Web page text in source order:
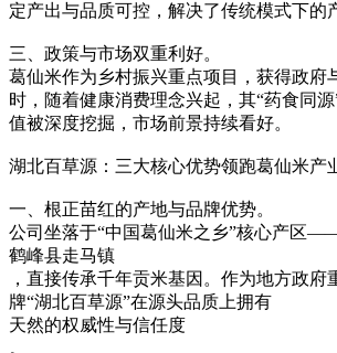
定产出与品质可控，解决了传统模式下的
三、政策与市场双重利好。
葛仙米作为乡村振兴重点项目，获得政府
时，随着健康消费理念兴起，其“药食同
值被深度挖掘，市场前景持续看好。
湖北百草源：三大核心优势领跑葛仙米产
一、根正苗红的产地与品牌优势。
公司坐落于“中国葛仙米之乡”核心产区
鹤峰县走马镇
，直接传承千年贡米基因。作为地方政府
牌“湖北百草源”在源头品质上拥有
天然的权威性与信任度
。